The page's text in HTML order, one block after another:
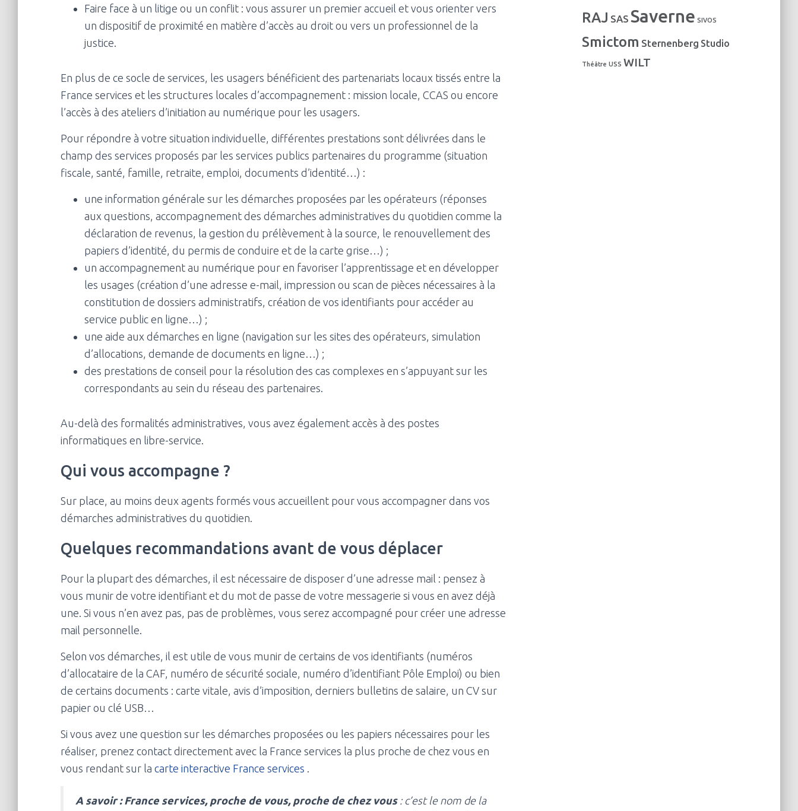
Faire face à un litige ou un conflit : vous assurer un premier accueil et vous orienter vers
un dispositif de proximité en matière d’accès au droit ou vers un professionnel de la
justice.
En plus de ce socle de services, les usagers bénéficient des partenariats locaux tissés entre la
France services et les structures locales d’accompagnement : mission locale, CCAS ou encore
l’accès à des ateliers d’initiation au numérique pour les usagers.
Pour répondre à votre situation individuelle, différentes prestations sont délivrées dans le
champ des services proposés par les services publics partenaires du programme (situation
fiscale, santé, famille, retraite, emploi, documents d’identité…) :
une information générale sur les démarches proposées par les opérateurs (réponses
aux questions, accompagnement des démarches administratives du quotidien comme la
déclaration de revenus, la gestion du prélèvement à la source, le renouvellement des
papiers d’identité, du permis de conduire et de la carte grise…) ;
un accompagnement au numérique pour en favoriser l’apprentissage et en développer
les usages (création d’une adresse e-mail, impression ou scan de pièces nécessaires à la
constitution de dossiers administratifs, création de vos identifiants pour accéder au
service public en ligne…) ;
une aide aux démarches en ligne (navigation sur les sites des opérateurs, simulation
d’allocations, demande de documents en ligne…) ;
des prestations de conseil pour la résolution des cas complexes en s’appuyant sur les
correspondants au sein du réseau des partenaires.
Au-delà des formalités administratives, vous avez également accès à des postes
informatiques en libre-service.
Qui vous accompagne ?
Sur place, au moins deux agents formés vous accueillent pour vous accompagner dans vos
démarches administratives du quotidien.
Quelques recommandations avant de vous déplacer
Pour la plupart des démarches, il est nécessaire de disposer d’une adresse mail : pensez à
vous munir de votre identifiant et du mot de passe de votre messagerie si vous en avez déjà
une. Si vous n’en avez pas, pas de problèmes, vous serez accompagné pour créer une adresse
mail personnelle.
Selon vos démarches, il est utile de vous munir de certains de vos identifiants (numéros
d’allocataire de la CAF, numéro de sécurité sociale, numéro d’identifiant Pôle Emploi) ou bien
de certains documents : carte vitale, avis d’imposition, derniers bulletins de salaire, un CV sur
papier ou clé USB…
Si vous avez une question sur les démarches proposées ou les papiers nécessaires pour les
réaliser, prenez contact directement avec la France services la plus proche de chez vous en
vous rendant sur la carte interactive France services .
A savoir : France services, proche de vous, proche de chez vous: c’est le nom de la
RAJ SAS Saverne SIVOS
Smictom Sternenberg Studio
Théâtre USS WILT